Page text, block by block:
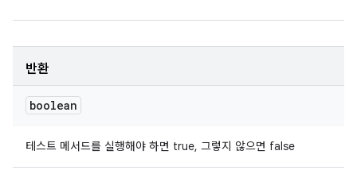
반환
boolean
테스트 메서드를 실행해야 하면 true, 그렇지 않으면 false